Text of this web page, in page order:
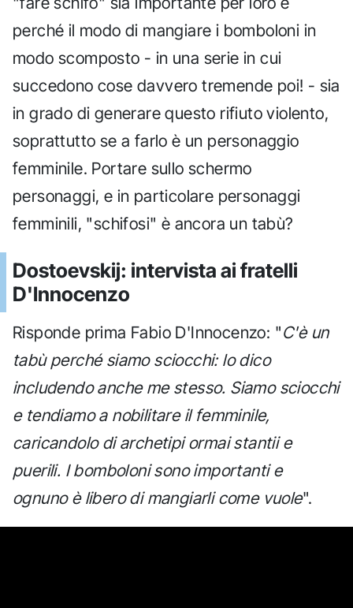
perché il modo di mangiare i bomboloni in
modo scomposto - in una serie in cui
succedono cose davvero tremende poi! - sia
in grado di generare questo rifiuto violento,
soprattutto se a farlo è un personaggio
femminile. Portare sullo schermo
personaggi, e in particolare personaggi
femminili, "schifosi" è ancora un tabù?
Dostoevskij: intervista ai fratelli
D'Innocenzo
Risponde prima Fabio D'Innocenzo: "C'è un
tabù perché siamo sciocchi: lo dico
includendo anche me stesso. Siamo sciocchi
e tendiamo a nobilitare il femminile,
caricandolo di archetipi ormai stantii e
puerili. I bomboloni sono importanti e
ognuno è libero di mangiarli come vuole".